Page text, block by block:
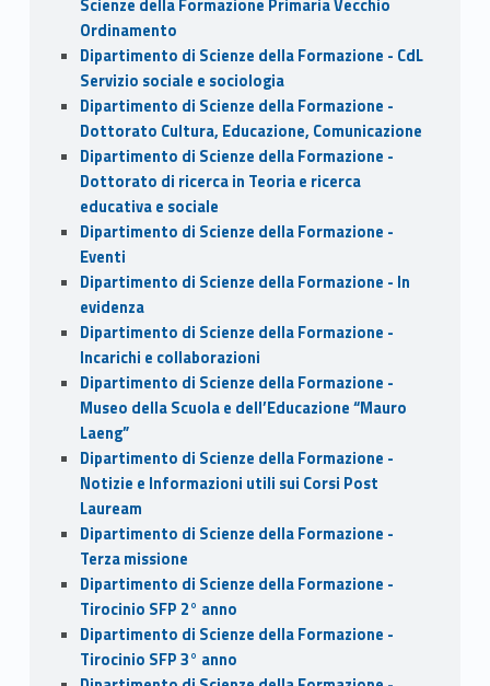
Scienze della Formazione Primaria Vecchio
Ordinamento
Dipartimento di Scienze della Formazione - CdL
Servizio sociale e sociologia
Dipartimento di Scienze della Formazione -
Dottorato Cultura, Educazione, Comunicazione
Dipartimento di Scienze della Formazione -
Dottorato di ricerca in Teoria e ricerca
educativa e sociale
Dipartimento di Scienze della Formazione -
Eventi
Dipartimento di Scienze della Formazione - In
evidenza
Dipartimento di Scienze della Formazione -
Incarichi e collaborazioni
Dipartimento di Scienze della Formazione -
Museo della Scuola e dell’Educazione “Mauro
Laeng”
Dipartimento di Scienze della Formazione -
Notizie e Informazioni utili sui Corsi Post
Lauream
Dipartimento di Scienze della Formazione -
Terza missione
Dipartimento di Scienze della Formazione -
Tirocinio SFP 2° anno
Dipartimento di Scienze della Formazione -
Tirocinio SFP 3° anno